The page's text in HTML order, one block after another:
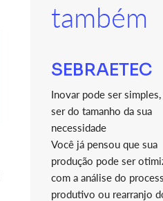
também
SEBRAETEC
Inovar pode ser
ser do tamanho da sua
necessidade
Você já pensou que sua
produção pode ser
com a análise do
produtivo ou rearranjo